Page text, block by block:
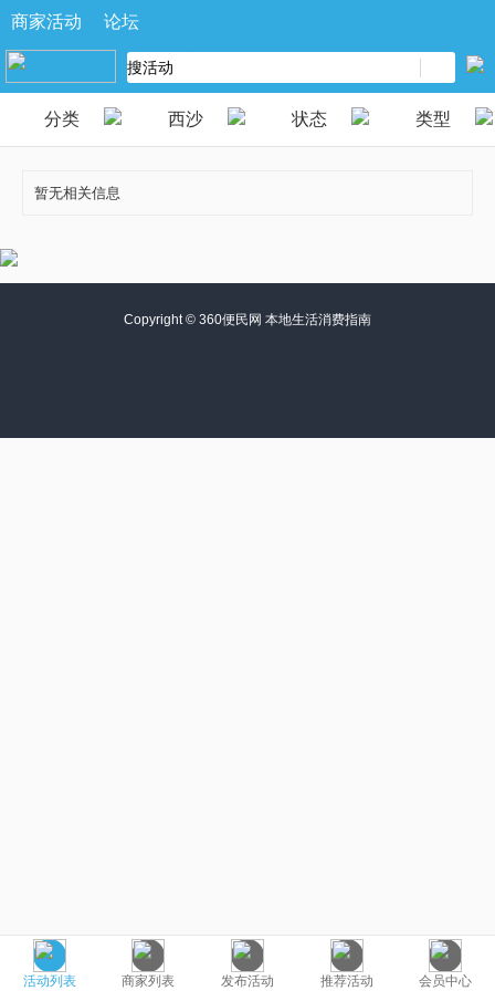
商家活动 论坛
分类 西沙 状态 类型
暂无相关信息
活动列表 商家列表 发布活动 推荐活动 会员中心
Copyright © 360便民网 本地生活消费指南